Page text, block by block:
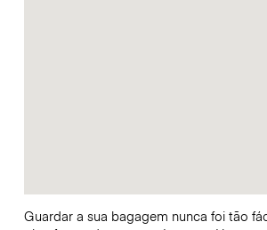
Guardar a sua bagagem nunca foi tão